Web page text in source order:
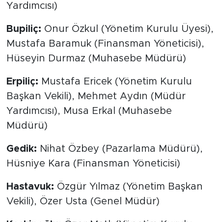
Yardımcısı)
Bupiliç: Onur Özkul (Yönetim Kurulu Üyesi),
Mustafa Baramuk (Finansman Yöneticisi),
Hüseyin Durmaz (Muhasebe Müdürü)
Erpiliç: Mustafa Ericek (Yönetim Kurulu
Başkan Vekili), Mehmet Aydın (Müdür
Yardımcısı), Musa Erkal (Muhasebe
Müdürü)
Gedik: Nihat Özbey (Pazarlama Müdürü),
Hüsniye Kara (Finansman Yöneticisi)
Hastavuk: Özgür Yılmaz (Yönetim Başkan
Vekili), Özer Usta (Genel Müdür)